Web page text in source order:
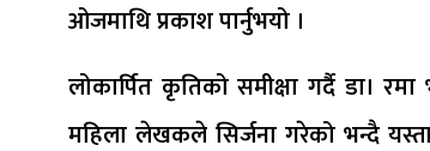
ओजमाथि प्रकाश पार्नुभयो ।
लोकार्पित कृतिको समीक्षा गर्दै डा।
महिला लेखकले सिर्जना गरेको भन्दै यस्ता